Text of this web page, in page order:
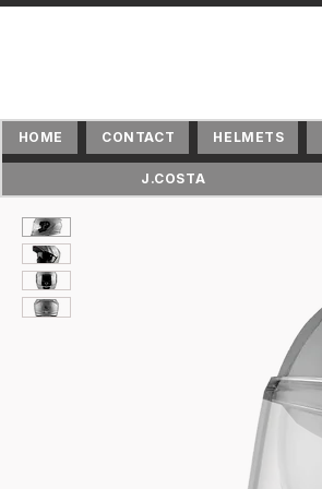
HOME CONTACT HELMETS
J.COSTA